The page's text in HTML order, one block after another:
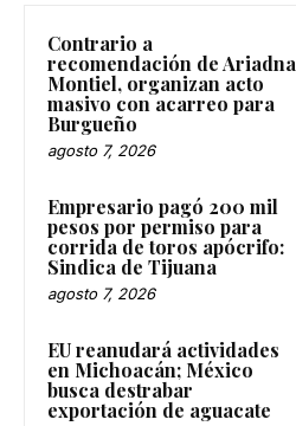
Contrario a
recomendación de Ariadna
Montiel, organizan acto
masivo con acarreo para
Burgueño
agosto 7, 2026
Empresario pagó 200 mil
pesos por permiso para
corrida de toros apócrifo:
Sindica de Tijuana
agosto 7, 2026
EU reanudará actividades
en Michoacán; México
busca destrabar
exportación de aguacate